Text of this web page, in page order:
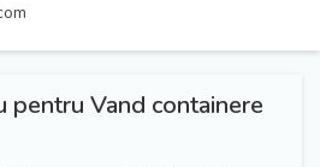
pentru Vand containere